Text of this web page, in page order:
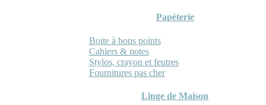
Papèterie
Boite à bons points
Cahiers & notes
Stylos, crayon et feutres
Fournitures pas cher
Linge de Maison